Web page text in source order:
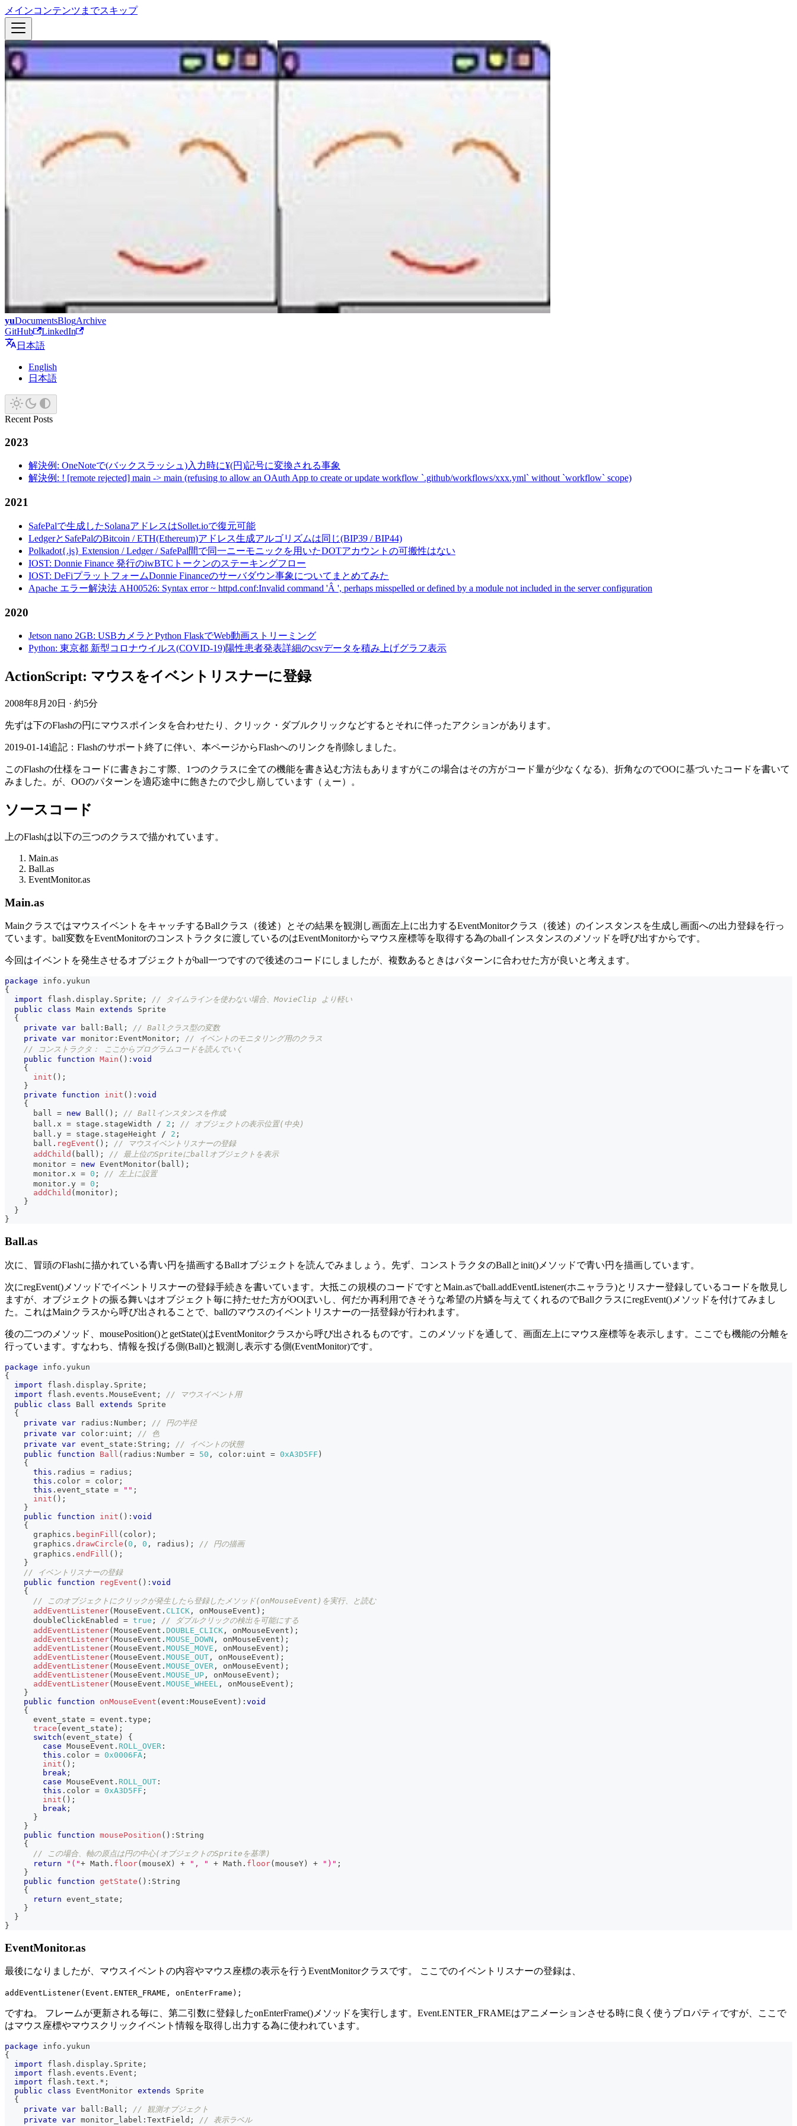
メインコンテンツまでスキップ
yuDocumentsBlogArchive
GitHub
LinkedIn
日本語
English
日本語
Recent Posts
2023
解決例: OneNoteで(バックスラッシュ)入力時に¥(円)記号に変換される事象
解決例: ! [remote rejected] main -> main (refusing to allow an OAuth App to create or update workflow `.github/workflows/xxx.yml` without `workflow` scope)
2021
SafePalで生成したSolanaアドレスはSollet.ioで復元可能
LedgerとSafePalのBitcoin / ETH(Ethereum)アドレス生成アルゴリズムは同じ(BIP39 / BIP44)
Polkadot{.js} Extension / Ledger / SafePal間で同一ニーモニックを用いたDOTアカウントの可搬性はない
IOST: Donnie Finance 発行のiwBTCトークンのステーキングフロー
IOST: DeFiプラットフォームDonnie Financeのサーバダウン事象についてまとめてみた
Apache エラー解決法 AH00526: Syntax error ~ httpd.conf:Invalid command 'Â ', perhaps misspelled or defined by a module not included in the server configuration
2020
Jetson nano 2GB: USBカメラとPython FlaskでWeb動画ストリーミング
Python: 東京都 新型コロナウイルス(COVID-19)陽性患者発表詳細のcsvデータを積み上げグラフ表示
ActionScript: マウスをイベントリスナーに登録
2008年8月20日 · 約5分
先ずは下のFlashの円にマウスポインタを合わせたり、クリック・ダブルクリックなどするとそれに伴ったアクションがあります。
2019-01-14追記：Flashのサポート終了に伴い、本ページからFlashへのリンクを削除しました。
このFlashの仕様をコードに書きおこす際、1つのクラスに全ての機能を書き込む方法もありますが(この場合はその方がコード量が少なくなる)、折角なのでOOに基づいたコードを書いて
みました。が、OOのパターンを適応途中に飽きたので少し崩しています（ぇー）。
ソースコード
上のFlashは以下の三つのクラスで描かれています。
Main.as
Ball.as
EventMonitor.as
Main.as
MainクラスではマウスイベントをキャッチするBallクラス（後述）とその結果を観測し画面左上に出力するEventMonitorクラス（後述）のインスタンスを生成し画面への出力登録を行っ
ています。ball変数をEventMonitorのコンストラクタに渡しているのはEventMonitorからマウス座標等を取得する為のballインスタンスのメソッドを呼び出すからです。
今回はイベントを発生させるオブジェクトがball一つですので後述のコードにしましたが、複数あるときはパターンに合わせた方が良いと考えます。
package info . yukun
{
import flash . display . Sprite ;
// タイムラインを使わない場合、MovieClip より軽い
public
class Main extends
Sprite
{
private var ball : Ball ;
// Ballクラス型の変数
private var monitor : EventMonitor ;
// イベントのモニタリング用のクラス
// コンストラクタ： ここからプログラムコードを読んでいく
public
function Main ( ) : void
{
init ( ) ;
}
private
function init ( ) : void
{
      ball
= new Ball ( ) ;
// Ballインスタンスを作成
      ball
. x = stage . stageWidth / 2 ;
// オブジェクトの表示位置(中央)
      ball
. y = stage . stageHeight / 2 ;
      ball
. regEvent ( ) ;
// マウスイベントリスナーの登録
addChild ( ball ) ;
// 最上位のSpriteにballオブジェクトを表示
      monitor
= new EventMonitor( ball ) ;
      monitor
. x = 0 ;
// 左上に設置
      monitor
. y = 0 ;
addChild ( monitor ) ;
}
}
}
Ball.as
次に、冒頭のFlashに描かれている青い円を描画するBallオブジェクトを読んでみましょう。先ず、コンストラクタのBallとinit()メソッドで青い円を描画しています。
次にregEvent()メソッドでイベントリスナーの登録手続きを書いています。大抵この規模のコードですとMain.asでball.addEventListener(ホニャララ)とリスナー登録しているコードを散見し
ますが、オブジェクトの振る舞いはオブジェクト毎に持たせた方がOOぽいし、何だか再利用できそうな希望の片鱗を与えてくれるのでBallクラスにregEvent()メソッドを付けてみまし
た。これはMainクラスから呼び出されることで、ballのマウスのイベントリスナーの一括登録が行われます。
後の二つのメソッド、mousePosition()とgetState()はEventMonitorクラスから呼び出されるものです。このメソッドを通して、画面左上にマウス座標等を表示します。ここでも機能の分離を
行っています。すなわち、情報を投げる側(Ball)と観測し表示する側(EventMonitor)です。
package info . yukun
{
import flash . display . Sprite ;
import flash . events . MouseEvent ;
// マウスイベント用
public
class Ball extends
Sprite
{
private var radius : Number ;
// 円の半径
private var color : uint ;
// 色
private var event_state : String ;
// イベントの状態
public
function Ball ( radius : Number = 50 , color : uint = 0xA3D5FF )
{
this . radius = radius ;
this . color = color ;
this . event_state = "" ;
init ( ) ;
}
public
function init ( ) : void
{
      graphics
. beginFill ( color ) ;
      graphics
. drawCircle ( 0 , 0 , radius ) ;
// 円の描画
      graphics
. endFill ( ) ;
}
// イベントリスナーの登録
public
function regEvent ( ) : void
{
// このオブジェクトにクリックが発生したら登録したメソッド(onMouseEvent)を実行、と読む
addEventListener( MouseEvent . CLICK , onMouseEvent ) ;
      doubleClickEnabled
= true ;
// ダブルクリックの検出を可能にする
addEventListener( MouseEvent . DOUBLE_CLICK , onMouseEvent ) ;
addEventListener( MouseEvent . MOUSE_DOWN , onMouseEvent ) ;
addEventListener( MouseEvent . MOUSE_MOVE , onMouseEvent ) ;
addEventListener( MouseEvent . MOUSE_OUT , onMouseEvent ) ;
addEventListener( MouseEvent . MOUSE_OVER , onMouseEvent ) ;
addEventListener( MouseEvent . MOUSE_UP , onMouseEvent ) ;
addEventListener( MouseEvent . MOUSE_WHEEL , onMouseEvent ) ;
}
public
function onMouseEvent ( event : MouseEvent ) : void
{
      event_state
= event . type ;
trace ( event_state ) ;
switch ( event_state )
{
case MouseEvent . ROLL_OVER :
this . color = 0x0006FA ;
init ( ) ;
break ;
case MouseEvent . ROLL_OUT :
this . color = 0xA3D5FF ;
init ( ) ;
break ;
}
}
public
function mousePosition ( ) : String
{
// この場合、軸の原点は円の中心(オブジェクトのSpriteを基準)
return
"("+ Math . floor( mouseX ) + ", " + Math . floor( mouseY ) + ")" ;
}
public
function getState ( ) : String
{
return event_state ;
}
}
}
EventMonitor.as
最後になりましたが、マウスイベントの内容やマウス座標の表示を行うEventMonitorクラスです。 ここでのイベントリスナーの登録は、
addEventListener(Event.ENTER_FRAME, onEnterFrame);
ですね。 フレームが更新される毎に、第二引数に登録したonEnterFrame()メソッドを実行します。Event.ENTER_FRAMEはアニメーションさせる時に良く使うプロパティですが、ここで
はマウス座標やマウスクリックイベント情報を取得し出力する為に使われています。
package info . yukun
{
import flash . display . Sprite ;
import flash . events . Event ;
import flash . text . * ;
public
class EventMonitor extends
Sprite
{
private var ball : Ball ;
// 観測オブジェクト
private var monitor_label : TextField ;
// 表示ラベル